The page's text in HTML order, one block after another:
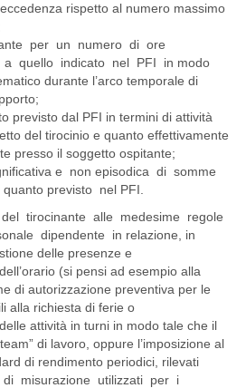
rispetto al numero massimo
per un numero di ore
a quello indicato nel PFI in modo
durante l’arco temporale di
previsto dal PFI in termini di attività
del tirocinio e quanto effettivamente
presso il soggetto ospitante;
e non episodica di somme
previsto nel PFI.
del tirocinante alle medesime regole
dipendente in relazione, in
delle presenze e
(si pensi ad esempio alla
di autorizzazione preventiva per le
alla richiesta di ferie o
attività in turni in modo tale che il
di lavoro, oppure l’imposizione al
di rendimento periodici, rilevati
di misurazione utilizzati per i